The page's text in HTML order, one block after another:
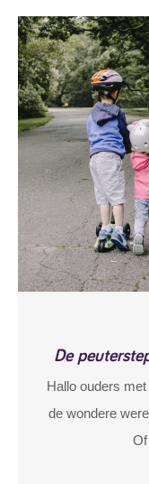
De
Hallo ouders
de wondere
Of